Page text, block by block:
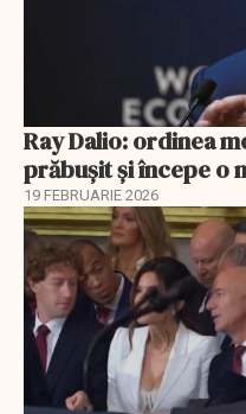
Ray Dalio: ordinea
prăbușit și începe o
19 FEBRUARIE 2026